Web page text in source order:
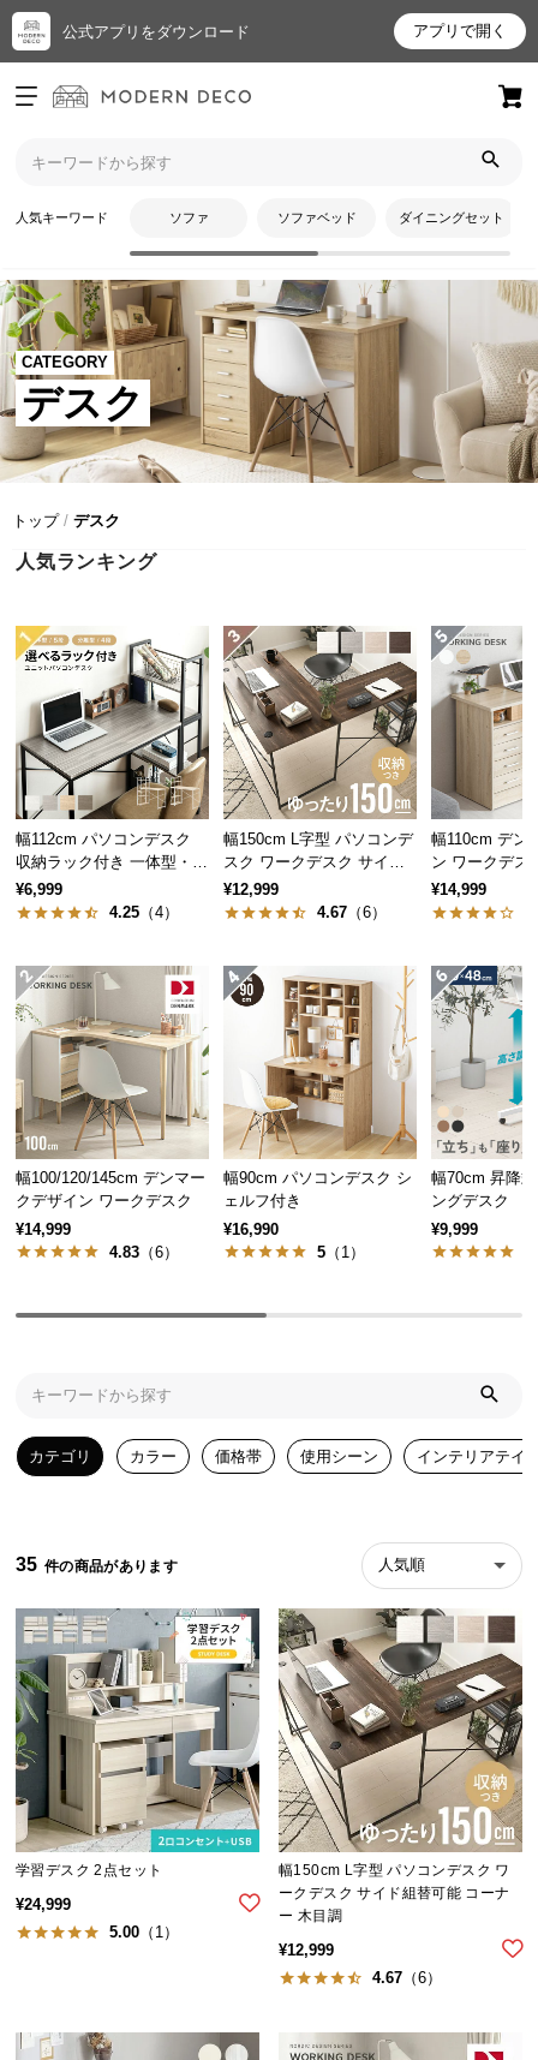
公式アプリをダウンロード アプリで開く
ログイン
新規会員登録
お
入
り
ア
イ
テ
ム
最
チ
ッ
ク
た
ア
イ
テ
ム
人
気
ア
イ
テ
ム
品
リ
探
す
イ
ン
リ
テ
イ
人気キーワード ソファ ソファベッド ダイニングセット
CATEGORY
デスク
トップ デスク
人気ランキング
幅112cm パソコンデスク
収納ラック付き 一体型・分
離型 コンパクト ワークデ
スク
¥6,999
4.25 （4）
幅100/120/145cm デンマー
クデザイン ワークデスク
¥14,999
4.83 （6）
幅150cm L字型 パソコンデ
スク ワークデスク サイド
組替可能 コーナー 木目調
¥12,999
4.67（6）
幅90cm パソコンデスク シ
ェルフ付き
¥16,990
5（1）
幅110cm デン
ン ワークデス
¥14,999
幅70cm 昇降
ングデスク
¥9,999
カテゴリ カラー 価格帯 使用シーン インテリアテイ
35 人気順
学習デスク 2点セット
¥24,999
5.00 （1）
幅150cm L字型 パソコンデスク ワ
ークデスク サイド組替可能 コーナ
ー 木目調
¥12,999
4.67 （6）